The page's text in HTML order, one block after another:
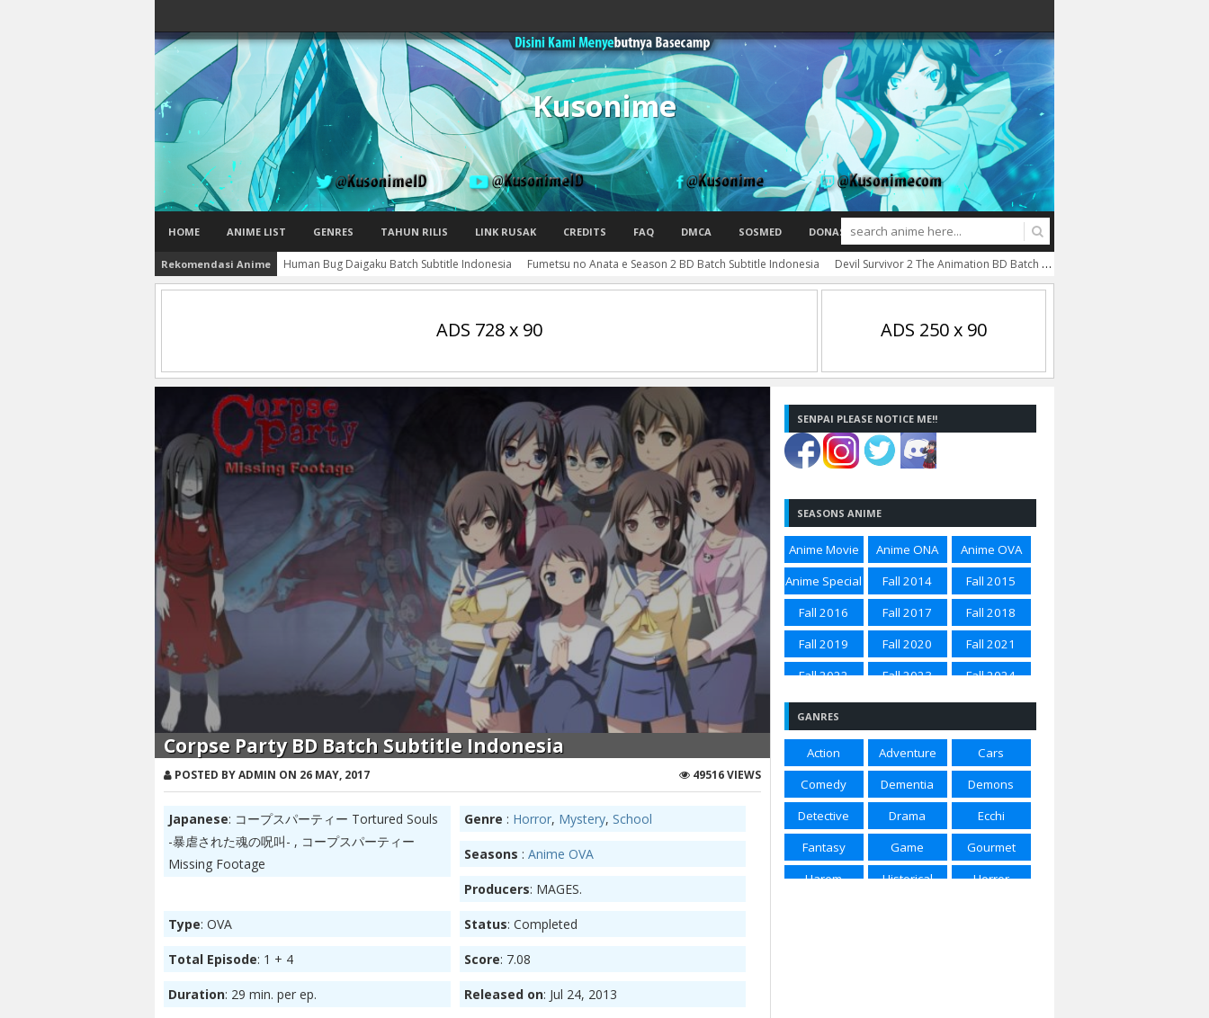
Kusonime
HOME ANIME LIST GENRES TAHUN RILIS LINK RUSAK CREDITS FAQ DMCA SOSMED DONASI
Rekomendasi Anime Human Bug Daigaku Batch Subtitle Indonesia Fumetsu no Anata e Season 2 BD Batch Subtitle Indonesia Devil Survivor 2 The Animation BD Batch Subtitle Indonesia
ADS 728 x 90 ADS 250 x 90
Corpse Party BD Batch Subtitle Indonesia
POSTED BY ADMIN ON 26 MAY, 2017 49516 VIEWS
Japanese: コープスパーティー Tortured Souls
-暴虐された魂の呪叫- , コープスパーティー
Missing Footage
Genre : Horror, Mystery, School
Seasons : Anime OVA
Producers: MAGES.
Type: OVA Status: Completed
Total Episode: 1 + 4 Score: 7.08
Duration: 29 min. per ep. Released on: Jul 24, 2013
SENPAI PLEASE NOTICE ME!!
SEASONS ANIME
Anime Movie Anime ONA
Anime OVA
Anime Special
Fall 2014
Fall 2015
Fall 2016
Fall 2017
Fall 2018
Fall 2019
Fall 2020
Fall 2021
Fall 2022
Fall 2023
Fall 2024
Fall 2025
Spring 2012
Spring 2014
Spring 2015
Spring 2016
Spring 2017
Spring 2018
Spring 2020
Spring 2021
Spring 2022
Spring 2023
Spring 2024
Spring 2025
Spring 2026
Summer 2015
Summer 2016 Summer 2017 Summer 2018
GANRES
Action Adventure
Cars
Comedy
Dementia
Demons
Detective
Drama
Ecchi
Fantasy
Game
Gourmet
Harem
Historical
Horror